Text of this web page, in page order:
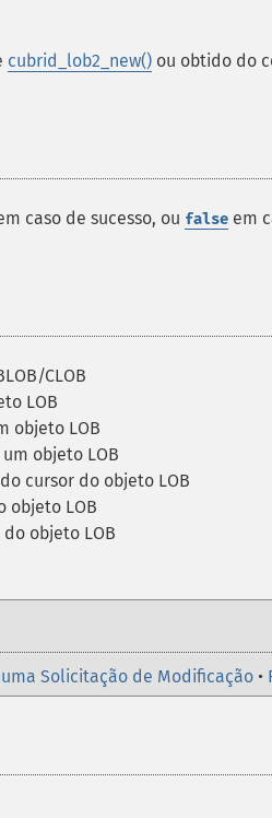
cubrid_lob2_new() ou obtido do
caso de sucesso, ou false em
CLOB
LOB
objeto LOB
objeto LOB
cursor do objeto LOB
objeto LOB
objeto LOB
uma Solicitação de Modificação •